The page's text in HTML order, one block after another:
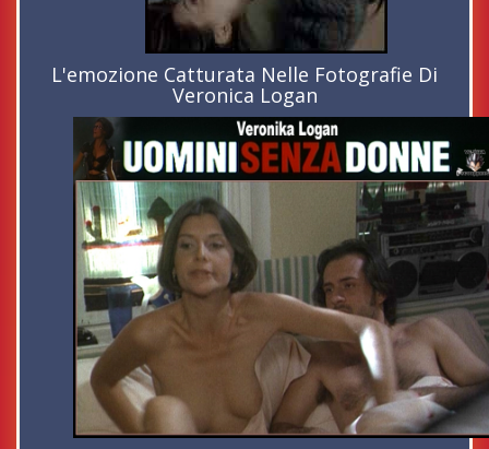
L'emozione Catturata Nelle Fotografie Di
Veronica Logan